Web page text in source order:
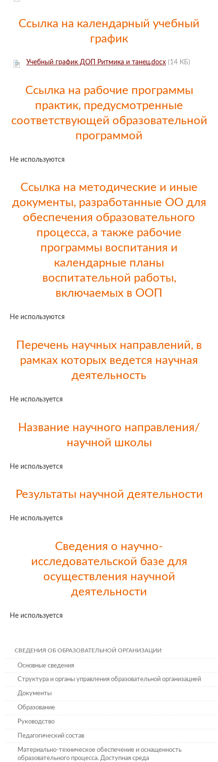
Ссылка на календарный учебный
график
Учебный график ДОП Ритмика и танец.docx (14 КБ)
Ссылка на рабочие программы
практик, предусмотренные
соответствующей образовательной
программой
Не используются
Ссылка на методические и иные
документы, разработанные ОО для
обеспечения образовательного
процесса, а также рабочие
программы воспитания и
календарные планы
воспитательной работы,
включаемых в ООП
Не используются
Перечень научных направлений, в
рамках которых ведется научная
деятельность
Не используется
Название научного направления/
научной школы
Не используется
Результаты научной деятельности
Не используется
Сведения о научно-
исследовательской базе для
осуществления научной
деятельности
Не используется
СВЕДЕНИЯ ОБ ОБРАЗОВАТЕЛЬНОЙ ОРГАНИЗАЦИИ
Основные сведения
Структура и органы управления образовательной организацией
Документы
Образование
Руководство
Педагогический состав
Материально-техническое обеспечение и оснащенность
образовательного процесса. Доступная среда